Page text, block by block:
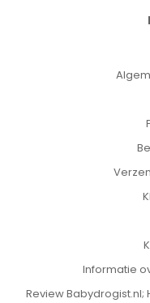
Informatie
Review